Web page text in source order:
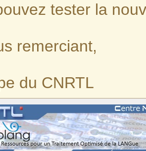
tester la
remerciant,
du CNRTL